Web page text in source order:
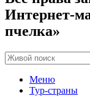
Интернет-
пчелка»
Меню
Тур-страны